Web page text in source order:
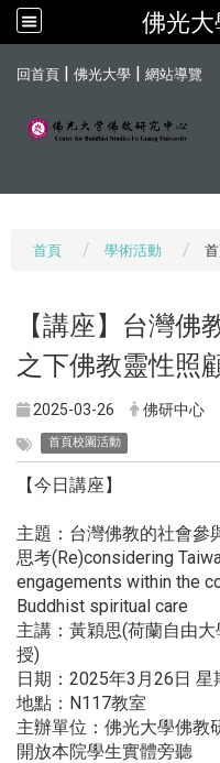
佛光
回首頁 | 佛光大學 | 網站導覽
首頁 學術活動
【講座】台灣佛
之下佛教靈性照
2025-03-26 佛研中心
首頁校園活動
【今日講座】
主題：台灣佛教的社會參
思考(Re)considering
engagements within the
Buddhist spiritual care
主講：黃穎思(荷蘭自由
授)
日期：2025年3月26日
地點：N117教室
主辦單位：佛光大學佛教
開放本院學生實體旁聽